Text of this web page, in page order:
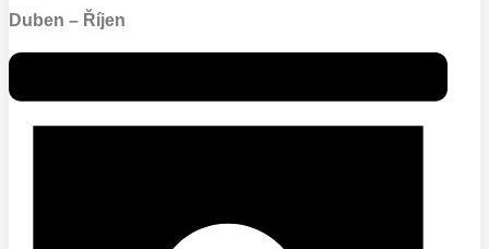
Duben – Říjen